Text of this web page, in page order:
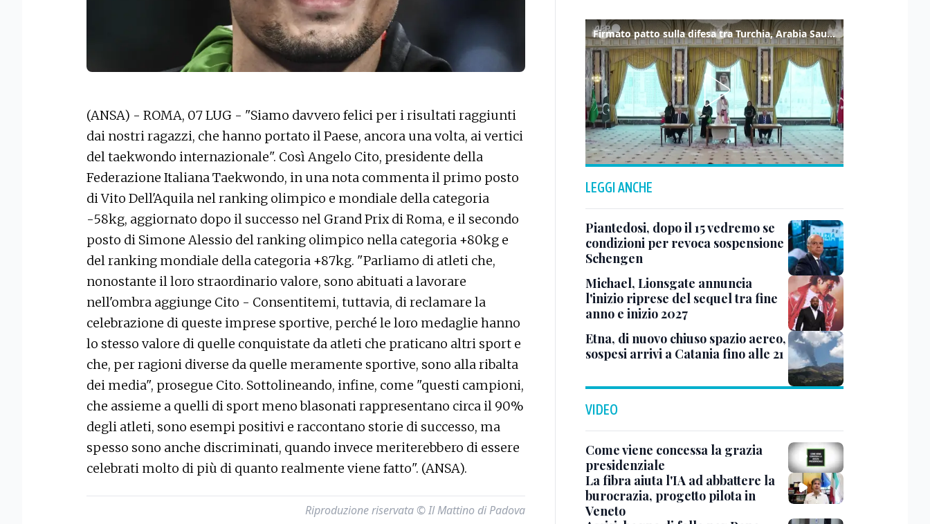
(ANSA) - ROMA, 07 LUG - "Siamo davvero felici per i risultati raggiunti
dai nostri ragazzi, che hanno portato il Paese, ancora una volta, ai vertici
del taekwondo internazionale". Così Angelo Cito, presidente della
Federazione Italiana Taekwondo, in una nota commenta il primo posto
di Vito Dell'Aquila nel ranking olimpico e mondiale della categoria
-58kg, aggiornato dopo il successo nel Grand Prix di Roma, e il secondo
posto di Simone Alessio del ranking olimpico nella categoria +80kg e
del ranking mondiale della categoria +87kg. "Parliamo di atleti che,
nonostante il loro straordinario valore, sono abituati a lavorare
nell'ombra aggiunge Cito - Consentitemi, tuttavia, di reclamare la
celebrazione di queste imprese sportive, perché le loro medaglie hanno
lo stesso valore di quelle conquistate da atleti che praticano altri sport e
che, per ragioni diverse da quelle meramente sportive, sono alla ribalta
dei media", prosegue Cito. Sottolineando, infine, come "questi campioni,
che assieme a quelli di sport meno blasonati rappresentano circa il 90%
degli atleti, sono esempi positivi e raccontano storie di successo, ma
spesso sono anche discriminati, quando invece meriterebbero di essere
celebrati molto di più di quanto realmente viene fatto". (ANSA).
Riproduzione riservata © Il Mattino di Padova
Firmato patto sulla difesa tra Turchia, Arabia Saudita e Pakistan
LEGGI ANCHE
Piantedosi, dopo il 15 vedremo se
condizioni per revoca sospensione
Schengen
Michael, Lionsgate annuncia
l'inizio riprese del sequel tra fine
anno e inizio 2027
Etna, di nuovo chiuso spazio aereo,
sospesi arrivi a Catania fino alle 21
VIDEO
Come viene concessa la grazia
presidenziale
La fibra aiuta l'IA ad abbattere la
burocrazia, progetto pilota in
Veneto